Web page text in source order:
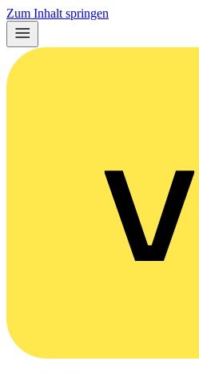
Zum Inhalt springen